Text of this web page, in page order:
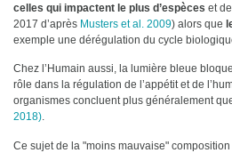
celles qui impactent le plus d’espèces et
2017 d’après Musters et al. 2009) alors que
exemple une dérégulation du cycle
Chez l’Humain aussi, la lumière bleue
rôle dans la régulation de l’appétit et de
organismes concluent plus généralement
2018).
Ce sujet de la "moins mauvaise"